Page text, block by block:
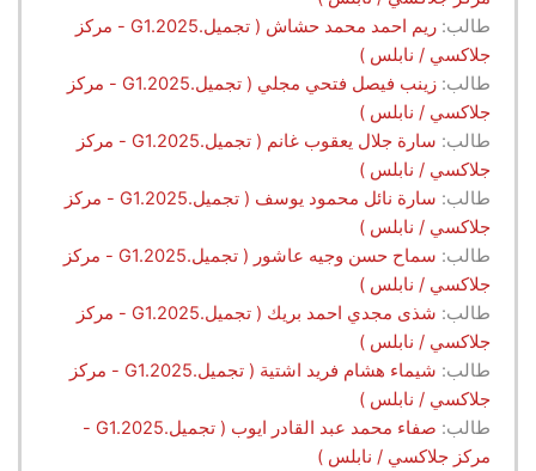
طالب:
ريم احمد محمد حشاش ( تجميل.G1.2025 - مركز
جلاكسي / نابلس )
طالب:
زينب فيصل فتحي مجلي ( تجميل.G1.2025 - مركز
جلاكسي / نابلس )
طالب:
سارة جلال يعقوب غانم ( تجميل.G1.2025 - مركز
جلاكسي / نابلس )
طالب:
سارة نائل محمود يوسف ( تجميل.G1.2025 - مركز
جلاكسي / نابلس )
طالب:
سماح حسن وجيه عاشور ( تجميل.G1.2025 - مركز
جلاكسي / نابلس )
طالب:
شذى مجدي احمد بريك ( تجميل.G1.2025 - مركز
جلاكسي / نابلس )
طالب:
شيماء هشام فريد اشتية ( تجميل.G1.2025 - مركز
جلاكسي / نابلس )
طالب:
صفاء محمد عبد القادر ايوب ( تجميل.G1.2025 -
مركز جلاكسي / نابلس )